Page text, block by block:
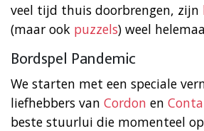
veel tijd thuis doorbrengen, zijn
(maar ook puzzels) weel
Bordspel Pandemic
We starten met een speciale
liefhebbers van Cordon en
beste stuurlui die momenteel